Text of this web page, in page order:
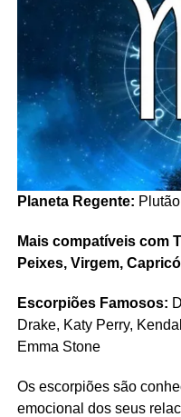
Planeta Regente: Plutão
Mais compatíveis com
Peixes, Virgem,
Escorpiões Famosos:
Drake, Katy Perry,
Emma Stone
Os escorpiões são
emocional dos seus